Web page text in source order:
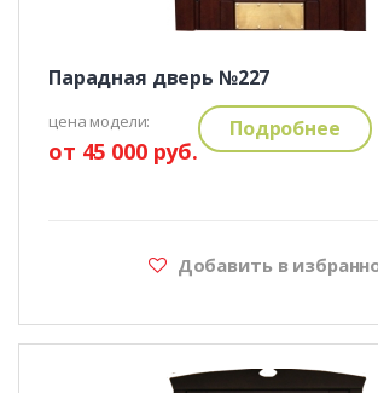
Парадная дверь №227
цена модели:
от 45 000 руб.
Подробнее
Добавить в